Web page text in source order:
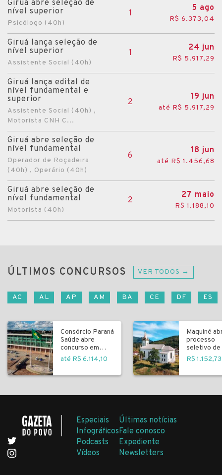
Giruá abre seleção de
nível superior
Psicólogo (40h)
1
5 ago
R$ 6.373,04
Giruá lança seleção de
nível superior
Assistente Social (40h)
1
24 jun
R$ 5.917,29
Giruá lança edital de
nível fundamental e
superior
Assistente Social (40h) ,
Motorista CNH C...
2
19 jun
até R$ 5.917,29
Giruá abre seleção de
nível fundamental
Operador de Roçadeira
(40h) , Operário (40h)
6
18 jun
até R$ 1.456,68
Giruá abre seleção de
nível fundamental
Motorista (40h)
2
27 maio
R$ 1.188,10
ÚLTIMOS CONCURSOS VER TODOS →
AC AL AP AM BA CE DF ES
Consórcio Paraná
Saúde abre
concurso em
Curitiba
até R$ 6.114,10
Maquiné
processo
seletivo de
R$ 1.152,73
Especiais
Infográficos
Podcasts
Vídeos
Últimas notícias
Fale conosco
Expediente
Newsletters